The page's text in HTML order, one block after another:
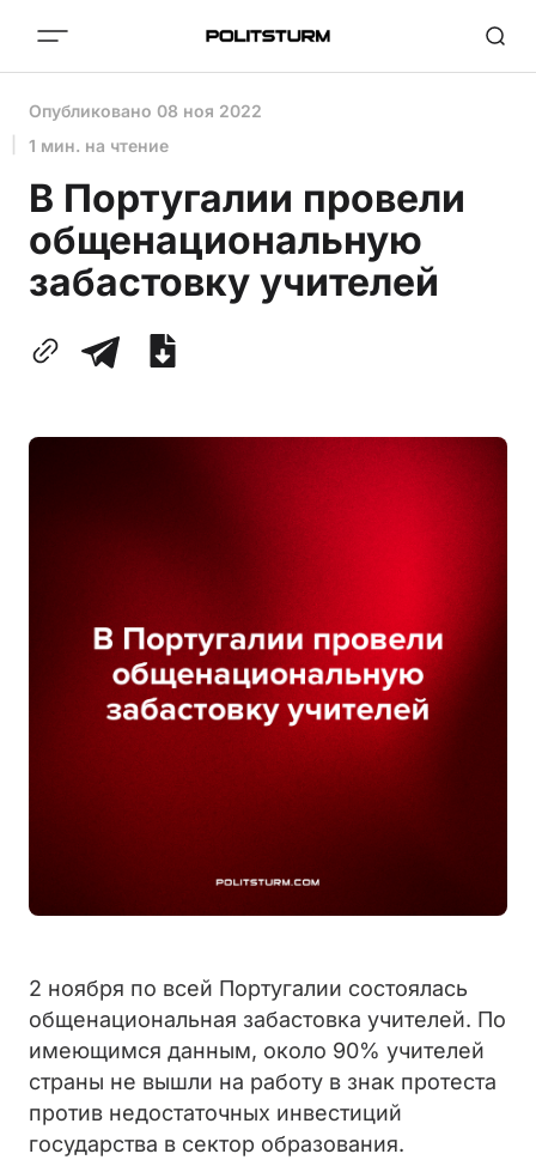
Опубликовано 08 ноя 2022
1 мин. на чтение
В Португалии провели
общенациональную
забастовку учителей
2 ноября по всей Португалии состоялась
общенациональная забастовка учителей. По
имеющимся данным, около 90% учителей
страны не вышли на работу в знак протеста
против недостаточных инвестиций
государства в сектор образования.